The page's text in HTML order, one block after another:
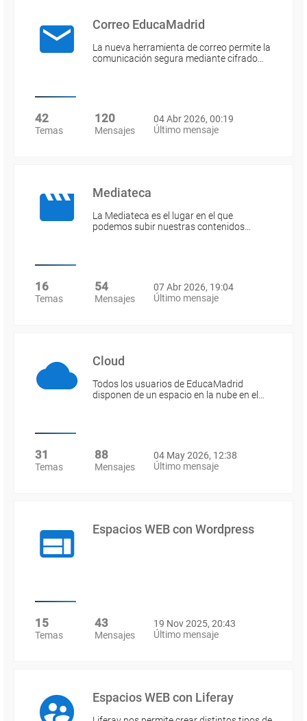
Correo EducaMadrid
La nueva herramienta de correo permite la
comunicación segura mediante cifrado…
42
Temas
120
Mensajes
04 Abr 2026, 00:19
Último mensaje
Mediateca
La Mediateca es el lugar en el que
podemos subir nuestras contenidos…
16
Temas
54
Mensajes
07 Abr 2026, 19:04
Último mensaje
Cloud
Todos los usuarios de EducaMadrid
disponen de un espacio en la nube en el…
31
Temas
88
Mensajes
04 May 2026, 12:38
Último mensaje
Espacios WEB con Wordpress
15
Temas
43
Mensajes
19 Nov 2025, 20:43
Último mensaje
Espacios WEB con Liferay